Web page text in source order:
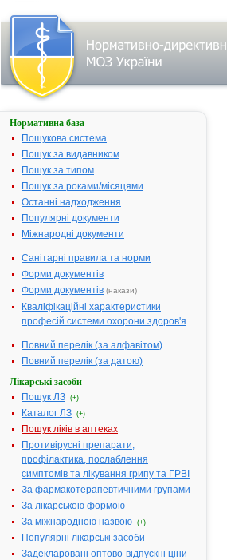
Нормативна база
Пошукова система
Пошук за видавником
Пошук за типом
Пошук за роками/місяцями
Останні надходження
Популярні документи
Міжнародні документи
Санітарні правила та норми
Форми документів
Форми документів (накази)
Кваліфікаційні характеристики
професій системи охорони здоров'я
Повний перелік (за алфавітом)
Повний перелік (за датою)
Лікарські засоби
Пошук ЛЗ (+)
Каталог ЛЗ (+)
Пошук ліків в аптеках
Противірусні препарати;
профілактика, послаблення
симптомів та лікування грипу та ГРВІ
За фармакотерапевтичними групами
За лікарською формою
За міжнародною назвою (+)
Популярні лікарські засоби
Задекларовані оптово-відпускні ціни